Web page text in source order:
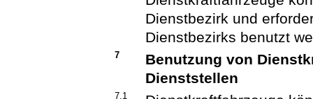
Dienstbezirk und
Dienstbezirks benutzt
7
Benutzung von
Dienststellen
7.1